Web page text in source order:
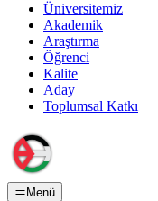
Üniversitemiz
Akademik
Araştırma
Öğrenci
Kalite
Aday
Toplumsal Katkı
Menü